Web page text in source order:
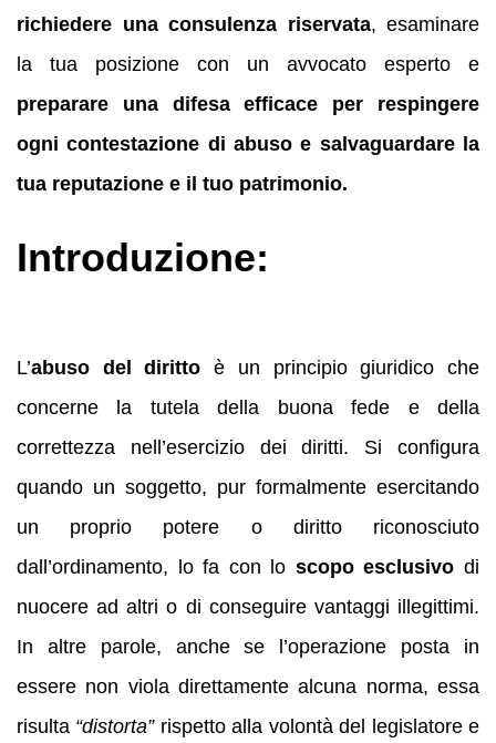
richiedere una consulenza riservata, esaminare
la tua posizione con un avvocato esperto e
preparare una difesa efficace per respingere
ogni contestazione di abuso e salvaguardare la
tua reputazione e il tuo patrimonio.
Introduzione:
L’abuso del diritto è un principio giuridico che
concerne la tutela della buona fede e della
correttezza nell’esercizio dei diritti. Si configura
quando un soggetto, pur formalmente esercitando
un proprio potere o diritto riconosciuto
dall’ordinamento, lo fa con lo scopo esclusivo di
nuocere ad altri o di conseguire vantaggi illegittimi.
In altre parole, anche se l’operazione posta in
essere non viola direttamente alcuna norma, essa
risulta “distorta”rispetto alla volontà del legislatore e